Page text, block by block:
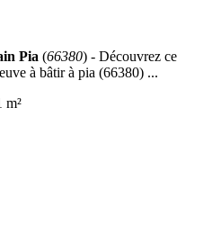
Pia (66380) - Découvrez ce
à bâtir à pia (66380) ...
m²